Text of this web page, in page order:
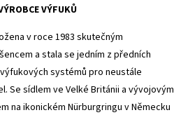
VÝFUKŮ
v roce 1983 skutečným
a stala se jedním z předních
systémů pro neustále
Se sídlem ve Velké Británii a vývojovým
na ikonickém Nürburgringu v Německu